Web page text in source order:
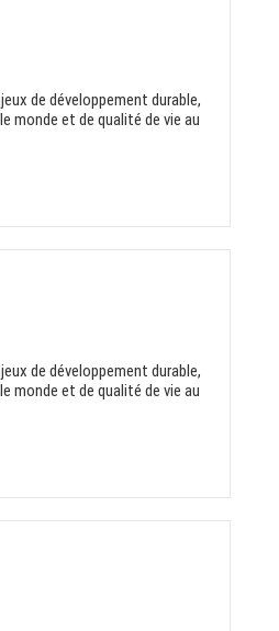
de développement durable,
monde et de qualité de vie au
de développement durable,
monde et de qualité de vie au